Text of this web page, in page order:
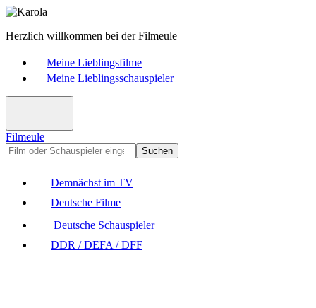
Herzlich willkommen bei der Filmeule
Meine Lieblingsfilme
Meine Lieblingsschauspieler
Filmeule
Suchen
Demnächst im TV
Deutsche Filme
Deutsche Schauspieler
DDR / DEFA / DFF